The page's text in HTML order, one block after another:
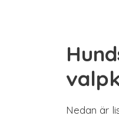
Nedan är